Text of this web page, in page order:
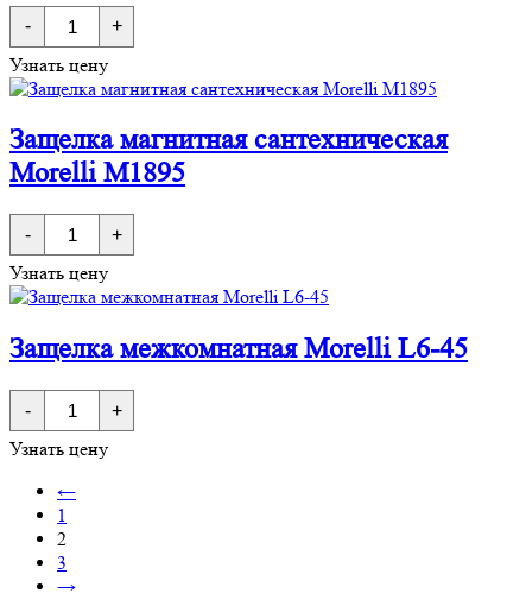
-
Количество
товара
Защелка
магнитная
под
MM2085
+
Узнать цену
Защелка магнитная сантехническая
Morelli M1895
-
Количество
товара
Защелка
магнитная
сантехническая
+
Узнать цену
Защелка межкомнатная Morelli L6-45
-
Количество
товара
Защелка
межкомнатная
L6-
45
+
Узнать цену
←
1
2
3
→